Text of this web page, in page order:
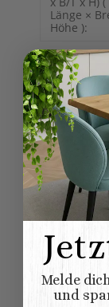
Länge ×
Höhe ):
Melde
und